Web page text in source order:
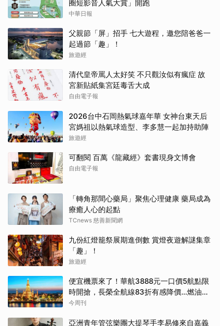
圈短影音人氣大賞」開跑
中華日報
父親節「屏」招手 七大遊程，邀您陪爸爸一
起過節「趣」！
旅遊經
清代皇帝罵人太好笑 不只觀汝似有瘋症 故
宮新貼紙集宮廷毒舌大成
自由電子報
2026台中石岡熱氣球嘉年華 女神台東天后
宮媽祖以熱氣球造型、李多慧一起加持助陣
旅遊經
可翻閱 百萬《龍藏經》套書現身文博會
自由電子報
「轉角那間心藥局」聚焦心理健康 藥局成為
療癒人心的起點
TCnews 慈善新聞網
九份紅燈籠祭展期進倒數 賞燈夜遊解謎集章
「趣」！
旅遊經
便宜機票來了！華航3888元一口價5航點限
時開搶，長榮全航線83折有感降價…燃油稅
8/9調漲早買早省
今周刊
亞洲青年管弦樂團大提琴手李易修來自嘉義